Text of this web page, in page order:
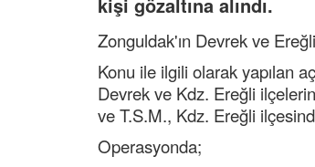
Zonguldak'ın Devrek ve
Konu ile ilgili olarak yapılan
Devrek ve Kdz. Ereğli
ve T.S.M., Kdz. Ereğli
Operasyonda;